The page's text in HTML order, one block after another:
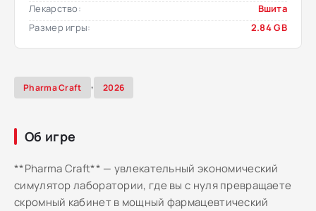
Лекарство:
Вшита
Размер игры:
2.84 GB
Pharma Craft , 2026
Об игре
**Pharma Craft** — увлекательный экономический
симулятор лаборатории, где вы с нуля превращаете
скромный кабинет в мощный фармацевтический